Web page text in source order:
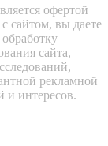
офертой
сайтом, вы даете
сайта,
рекламной
и интересов.